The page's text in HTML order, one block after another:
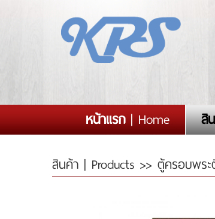
หน้าแรก| Home(current)
สิ
สินค้า | Products >> ตู้ครอบพร